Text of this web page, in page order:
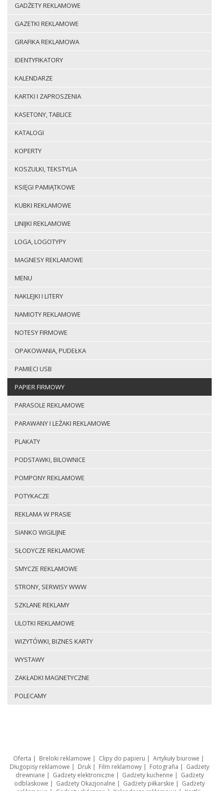
GADŻETY REKLAMOWE
GAZETKI REKLAMOWE
GRAFIKA REKLAMOWA
IDENTYFIKATORY
KALENDARZE
KARTKI I ZAPROSZENIA
KASETONY, TABLICE
KATALOGI
KOPERTY
KOSZULKI, TEKSTYLIA
KSIĘGI PAMIĄTKOWE
KUBKI REKLAMOWE
LINIJKI REKLAMOWE
LOGA, LOGOTYPY
MAGNESY REKLAMOWE
MENU
NAKLEJKI I LITERY
NAMIOTY REKLAMOWE
NOTESY FIRMOWE
OPAKOWANIA, PUDEŁKA
PAMIECI USB
PAPIER FIRMOWY
PARASOLE REKLAMOWE
PARAWANY I LEŻAKI REKLAMOWE
PLAKATY
PODSTAWKI, BILOWNICE
POMPONY REKLAMOWE
POTYKACZE
REKLAMA W PRASIE
SIANKO WIGILIJNE
SŁODYCZE REKLAMOWE
SMYCZE REKLAMOWE
STRONY, SERWISY WWW
SZKLANE REKLAMY
ULOTKI REKLAMOWE
WIZYTÓWKI, BIZNES KARTY
WYSTAWY
ZAKŁADKI MAGNETYCZNE
POLECAMY
Oferta | Breloki reklamowe | Clipy do papieru | Artykuły biurowe |
Długopisy reklamowe | Druk | Film reklamowy | Fotografia | Gadżety
drewniane | Gadżety elektroniczne | Gadżety kuchenne | Gadżety
odblaskowe | Gadżety Okazjonalne | Gadżety piłkarskie | Gadżety